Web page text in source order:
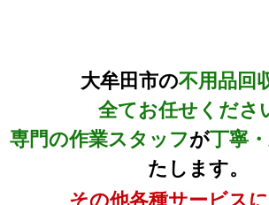
大牟田市の不用品回
全てお任せくださ
専門の作業スタッフが丁寧
たします。
その他各種サービス